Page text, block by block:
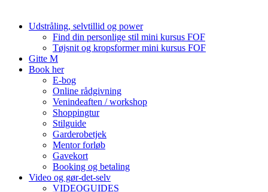
Udstråling, selvtillid og power
Find din personlige stil mini kursus FOF
Tøjsnit og kropsformer mini kursus FOF
Gitte M
Book her
E-bog
Online rådgivning
Venindeaften / workshop
Shoppingtur
Stilguide
Garderobetjek
Mentor forløb
Gavekort
Booking og betaling
Video og gør-det-selv
VIDEOGUIDES